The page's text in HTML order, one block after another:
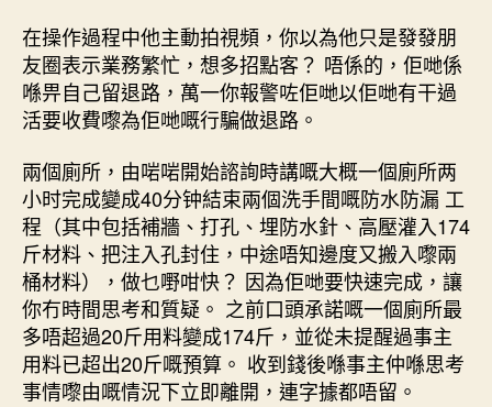
在操作過程中他主動拍視頻，你以為他只是發發朋
友圈表示業務繁忙，想多招點客？ 唔係的，佢哋係
喺畀自己留退路，萬一你報警咗佢哋以佢哋有干過
活要收費嚟為佢哋嘅行騙做退路。
兩個廁所，由啱啱開始諮詢時講嘅大概一個廁所两
小时完成變成40分钟結束兩個洗手間嘅防水防漏 工
程（其中包括補牆、打孔、埋防水針、高壓灌入174
斤材料、把注入孔封住，中途唔知邊度又搬入嚟兩
桶材料），做乜嘢咁快？ 因為佢哋要快速完成，讓
你冇時間思考和質疑。 之前口頭承諾嘅一個廁所最
多唔超過20斤用料變成174斤，並從未提醒過事主
用料已超出20斤嘅預算。 收到錢後喺事主仲喺思考
事情嚟由嘅情況下立即離開，連字據都唔留。